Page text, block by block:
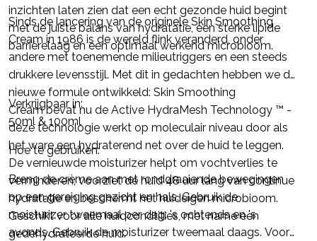
inzichten laten zien dat een echt gezonde huid begint
met de juiste balans van hydratatie, een sterke lipide
barrièrelaag en een optimaal werkend microbioom.
Sinds de lancering van de originele Skin Smoothing
Cream in 1986 is de wereld flink veranderd, onder
andere met toenemende milieutriggers en een steeds
drukkere levensstijl. Met dit in gedachten hebben we de
nieuwe formule ontwikkeld: Skin Smoothing
Cream bevat nu de Active HydraMesh Technology ™ -
deze technologie werkt op moleculair niveau door als
het ware een hydraterend net over de huid te leggen.
De vernieuwde moisturizer helpt om vochtverlies te
verminderen, voorziet de huid 48 uur lang van continue
hydratatie en beschermt het huideigen microbioom.
Geschikt voor alle huidcondtities, met name een
gedehydrateerde huid.
Verkrijgbaar in:
50ml & 100ml
Hoe te gebruiken:
Breng de crème aan met ronddraaiende bewegingen
op een gereiging gezicht en hals. Gebruik de
moisturizer tweemaal per dag: 's ochtends en 's
avonds. Gebruik de moisturizer tweemaal daags. Voor